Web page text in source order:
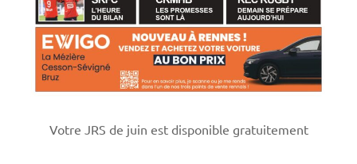
Votre JRS de juin est disponible gratuitement